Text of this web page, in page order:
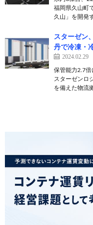
福岡県久山町
久山」を開発
スターゼン
丹で冷凍・
2024.02.29
保管能力2.7
スターゼンロ
を備えた物流